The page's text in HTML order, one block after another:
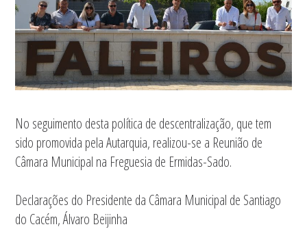
No seguimento desta política de descentralização, que tem
sido promovida pela Autarquia, realizou-se a Reunião de
Câmara Municipal na Freguesia de Ermidas-Sado.
Declarações do Presidente da Câmara Municipal de Santiago
do Cacém, Álvaro Beijinha